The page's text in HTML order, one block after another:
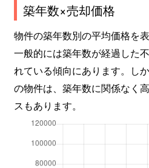
築年数×売却価格
物件の築年数別の平均価格を
一般的には築年数が経過した
れている傾向にあります。し
の物件は、築年数に関係なく
スもあります。